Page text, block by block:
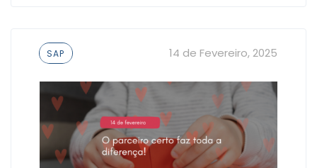
Tags
SAP 14 de Fevereiro, 2025